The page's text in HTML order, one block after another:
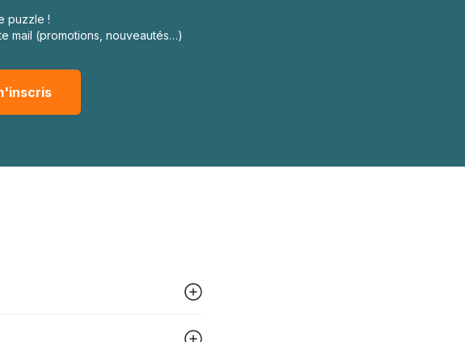
puzzle !
mail (promotions, nouveautés…)